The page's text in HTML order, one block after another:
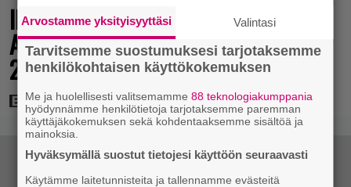
Illalla tv:ssä: Perinteinen dekkari
Agatha Christien hengessä – vuoden
2023 leffa tarjoaa murhamysteerin
Arvostamme yksityisyyttäsi Valintasi
Tarvitsemme suostumuksesi tarjotaksemme
henkilökohtaisen käyttökokemuksen
Me ja huolellisesti valitsemamme88 teknologiakumppania
hyödynnämme henkilötietoja tarjotaksemme paremman
käyttäjäkokemuksen sekä kohdentaaksemme sisältöä ja
mainoksia.
Hyväksymällä suostut tietojesi käyttöön seuraavasti
Käytämme laitetunnisteita ja tallennamme evästeitä